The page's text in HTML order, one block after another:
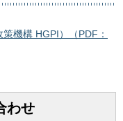
機構 HGPI）（PDF：
わせ